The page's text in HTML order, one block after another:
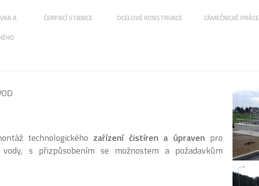
A
ČERPACÍ STANICE OCELOVÉ KONSTRUKCE ZÁMEČNICKÉ PRÁCE
technologického zařízení čistíren a úpraven pro
s přizpůsobením se možnostem a požadavkům